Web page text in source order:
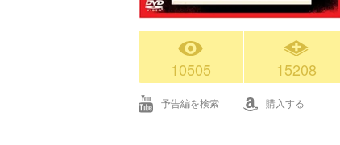
10505 15208
予告編を検索 購入する